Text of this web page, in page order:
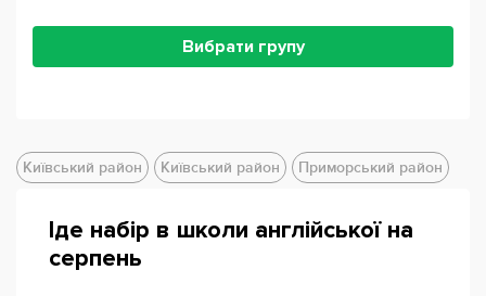
Вибрати групу
Київський район Київський район Приморський район
Іде набір в школи англійської на
серпень